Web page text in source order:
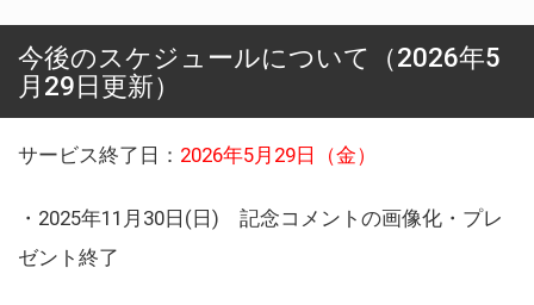
今後のスケジュールについて（2026年5
月29日更新）
サービス終了日： 2026年5月29日（金）
・2025年11月30日(日) 記念コメントの画像化・プレ
ゼント終了